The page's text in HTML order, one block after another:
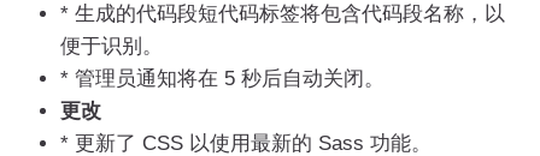
* 生成的代码段短代码标签将包含代码段名称，以
便于识别。
* 管理员通知将在 5 秒后自动关闭。
更改
* 更新了 CSS 以使用最新的 Sass 功能。